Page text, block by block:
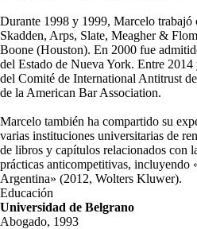
Durante 1998 y 1999, Marcelo trabajó
Skadden, Arps, Slate, Meagher &
Boone (Houston). En 2000 fue
del Estado de Nueva York. Entre
del Comité de International Antitrust
de la American Bar Association.
Marcelo también ha compartido su
varias instituciones universitarias de
de libros y capítulos relacionados con
prácticas anticompetitivas,
Argentina» (2012, Wolters Kluwer).
Educación
Universidad de Belgrano
Abogado, 1993